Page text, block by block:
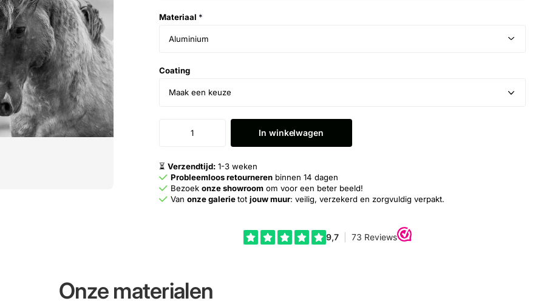
Materiaal *
Coating
In winkelwagen
⏳ Verzendtijd:1-3 weken
Probleemloos retourneren binnen 14 dagen
Bezoekonze showroom om voor een beter beeld!
Vanonze galerietotjouw muur: veilig, verzekerd en zorgvuldig verpakt.
Onze materialen